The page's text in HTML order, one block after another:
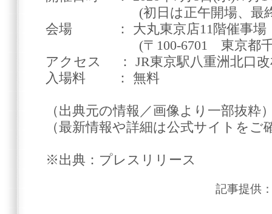
(初日は正午開場、最終日
会場 ： 大丸東京店11階催事場
(〒100-6701 東京都千代
アクセス ： JR東京駅八重洲北口
入場料 ： 無料
（出典元の情報／画像より一部抜粋
（最新情報や詳細は公式サイトをご
※出典：プレスリリース
記事提供